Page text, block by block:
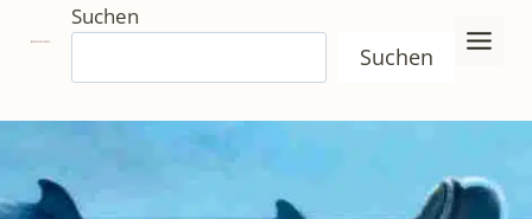
Inhalt
springen
Suchen
Suchen